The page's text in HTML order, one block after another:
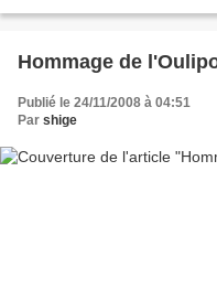
Hommage de
Publié le 24/11/2008 à 04:51
Par shige